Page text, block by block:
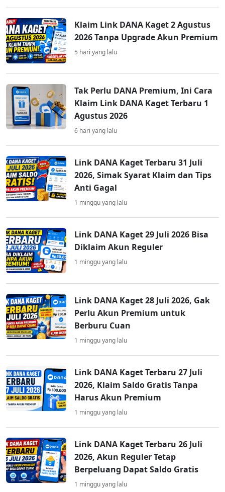
Klaim Link DANA Kaget 2 Agustus
2026 Tanpa Upgrade Akun Premium
5 hari yang lalu
Tak Perlu DANA Premium, Ini Cara
Klaim Link DANA Kaget Terbaru 1
Agustus 2026
6 hari yang lalu
Link DANA Kaget Terbaru 31 Juli
2026, Simak Syarat Klaim dan Tips
Anti Gagal
1 minggu yang lalu
Link DANA Kaget 29 Juli 2026 Bisa
Diklaim Akun Reguler
1 minggu yang lalu
Link DANA Kaget 28 Juli 2026, Gak
Perlu Akun Premium untuk
Berburu Cuan
1 minggu yang lalu
Link DANA Kaget Terbaru 27 Juli
2026, Klaim Saldo Gratis Tanpa
Harus Akun Premium
1 minggu yang lalu
Link DANA Kaget Terbaru 26 Juli
2026, Akun Reguler Tetap
Berpeluang Dapat Saldo Gratis
1 minggu yang lalu